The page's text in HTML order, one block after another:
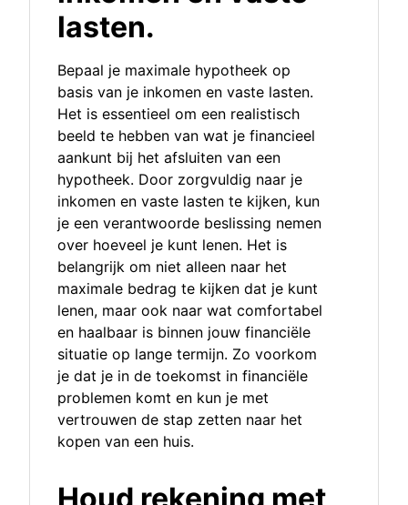
lasten.
Bepaal je maximale hypotheek op
basis van je inkomen en vaste lasten.
Het is essentieel om een realistisch
beeld te hebben van wat je financieel
aankunt bij het afsluiten van een
hypotheek. Door zorgvuldig naar je
inkomen en vaste lasten te kijken, kun
je een verantwoorde beslissing nemen
over hoeveel je kunt lenen. Het is
belangrijk om niet alleen naar het
maximale bedrag te kijken dat je kunt
lenen, maar ook naar wat comfortabel
en haalbaar is binnen jouw financiële
situatie op lange termijn. Zo voorkom
je dat je in de toekomst in financiële
problemen komt en kun je met
vertrouwen de stap zetten naar het
kopen van een huis.